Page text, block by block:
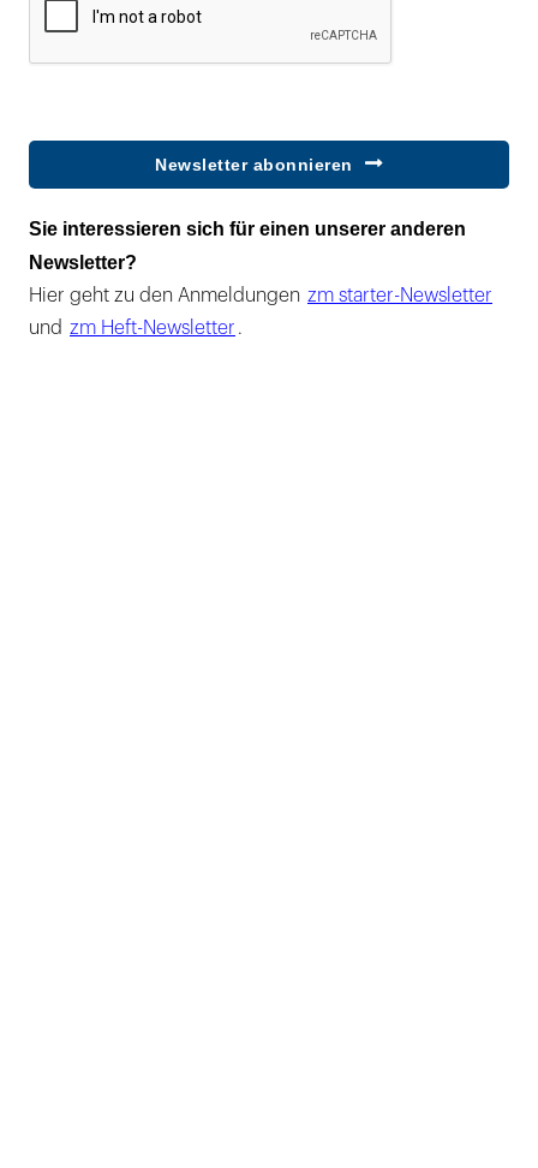
Newsletter abonnieren
Sie interessieren sich für einen unserer anderen
Newsletter?
Hier geht zu den Anmeldungen zm starter-Newsletter
und zm Heft-Newsletter .